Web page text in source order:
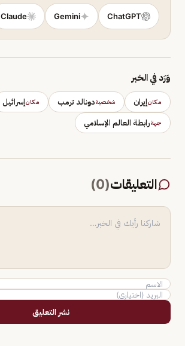
ChatGPT
Gemini
Claude
وَرَد في الخبر
مكانإيران شخصيةدونالد ترمب مكانإسرائيل
جهةرابطة العالم الإسلامي
التعليقات(
0
)
نشر التعليق